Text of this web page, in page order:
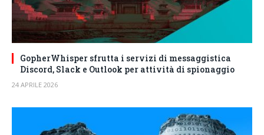
GopherWhisper sfrutta i servizi di messaggistica
Discord, Slack e Outlook per attività di spionaggio
24 APRILE 2026